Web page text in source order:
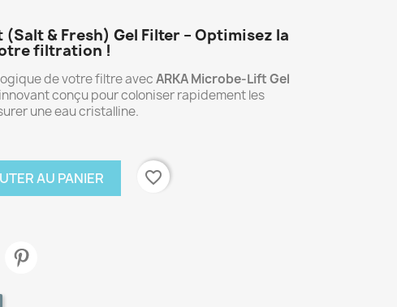
& Fresh) Gel Filter – Optimisez la
filtration !
de votre filtre avecARKA Microbe-Lift Gel
conçu pour coloniser rapidement les
une eau cristalline.
AU PANIER
favorite_border